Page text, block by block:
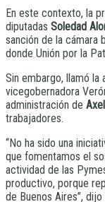
En este contexto, la
diputadas Soledad
sanción de la cámara
donde Unión por la
Sin embargo, llamó la
vicegobernadora
administración de
trabajadores.
“No ha sido una
que fomentamos el
actividad de las
productivo, porque
de Buenos Aires”,